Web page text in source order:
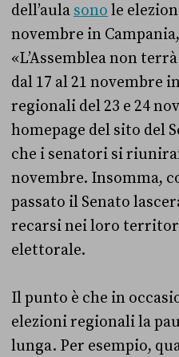
dell’aula sono le
novembre in
«L’Assemblea non
dal 17 al 21 novembre
regionali del 23 e 24
homepage del sito del
che i senatori si
novembre. Insomma,
passato il Senato
recarsi nei loro
elettorale.
Il punto è che in
elezioni regionali la
lunga. Per esempio,